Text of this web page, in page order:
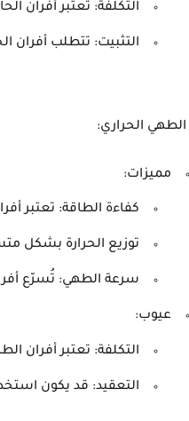
التكلفة: تعتبر أفران
التثبيت: تتطلب أفران
الطهي الحراري:
مميزات:
كفاءة الطاقة: تعتبر
توزيع الحرارة بشكل
سرعة الطهي: تُسرّع
عيوب:
التكلفة: تعتبر أفران
التعقيد: قد يكون